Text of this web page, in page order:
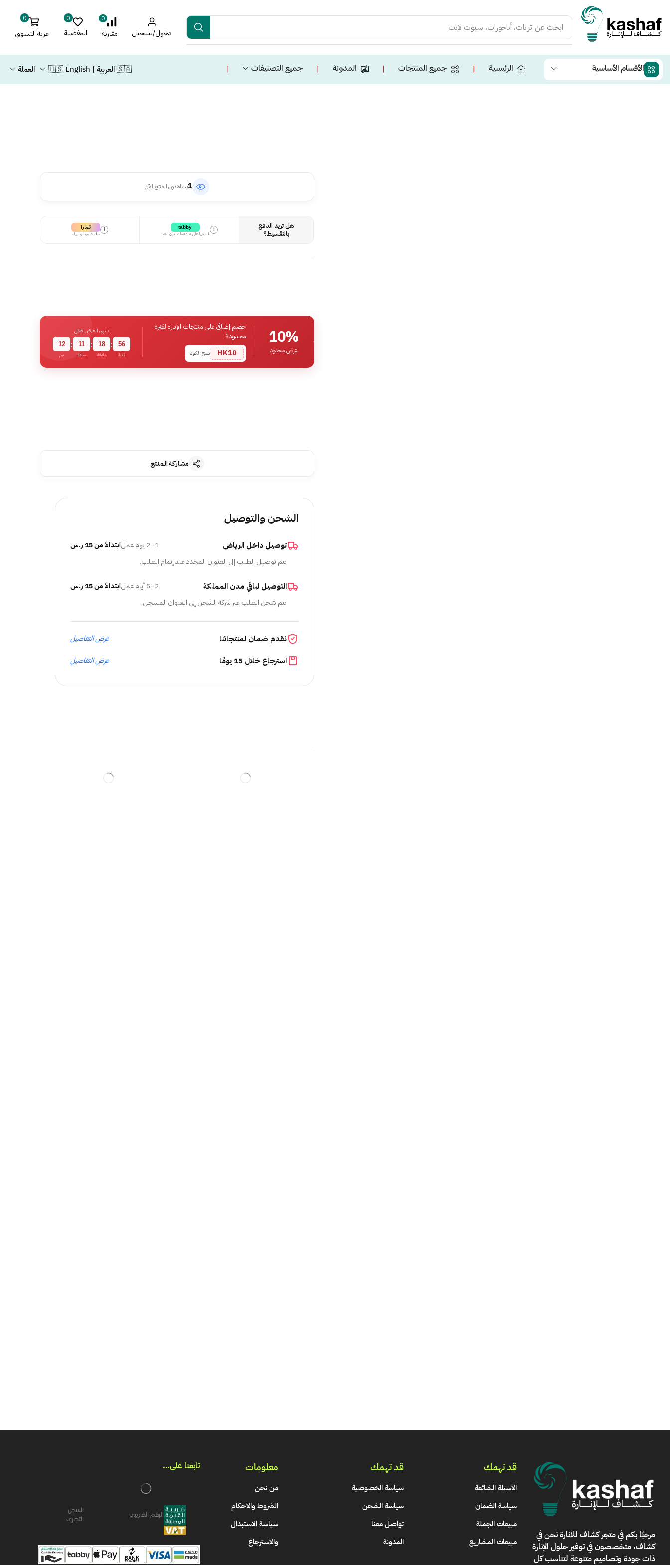
ابحث عن ثريات، أباجورات، سبوت لايت دخول/تسجيل
0
مقارنة
0
المفضلة
0
عربة التسوق
الأقسام الأساسية الرئيسية ❘ جميع المنتجات ❘ المدونة ❘ جميع التصنيفات ❘ 🇸🇦 العربية | 🇺🇸 English العملة
1يشاهدون المنتج الآن
هل تريد الدفع
بالتقسيط؟
i
tabby
قسمها على 4 دفعات بدون تعقيد
i تمارا
دفعات مرنة وسهلة
10%
عرض محدود
خصم إضافي على منتجات الإنارة لفترة
محدودة
HK10 نسخ الكود
ينتهي العرض خلال
12
يوم
: 11
ساعة
: 18
دقيقة
: 55
ثانية
مشاركة المنتج
الشحن والتوصيل
توصيل داخل الرياض 1–2 يوم عمل
ابتداءً من 15 ر.س
يتم توصيل الطلب إلى العنوان المحدد عند إتمام الطلب.
التوصيل لباقي مدن المملكة 2–5 أيام عمل
ابتداءً من 15 ر.س
يتم شحن الطلب عبر شركة الشحن إلى العنوان المسجل.
نقدم ضمان لمنتجاتنا عرض التفاصيل
استرجاع خلال 15 يومًا عرض التفاصيل
مرحبًا بكم فيمتجر كشاف للانارةنحن في
كشاف، متخصصون في توفير حلول الإنارة
ذات جودة وتصاميم متنوعة لتناسب كل
قد تهمك
الأسئلة الشائعة
سياسة الضمان
مبيعات الجملة
مبيعات المشاريع
قد تهمك
سياسة الخصوصية
سياسة الشحن
تواصل معنا
المدونة
معلومات
من نحن
الشروط والاحكام
سياسة الاستبدال
والاسترجاع
تابعنا على...​
الرقم الضريبي
السجل
التجاري